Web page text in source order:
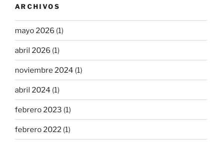
ARCHIVOS
mayo 2026 (1)
abril 2026 (1)
noviembre 2024 (1)
abril 2024 (1)
febrero 2023 (1)
febrero 2022 (1)